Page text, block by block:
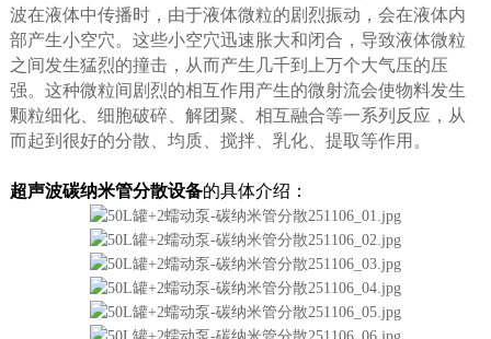
波在液体中传播时，由于液体微粒的剧烈振动，会在液体内
部产生小空穴。这些小空穴迅速胀大和闭合，导致液体微粒
之间发生猛烈的撞击，从而产生几千到上万个大气压的压
强。这种微粒间剧烈的相互作用产生的微射流会使物料发生
颗粒细化、细胞破碎、解团聚、相互融合等一系列反应，从
而起到很好的分散、均质、搅拌、乳化、提取等作用。
超声波碳纳米管分散设备的具体介绍：